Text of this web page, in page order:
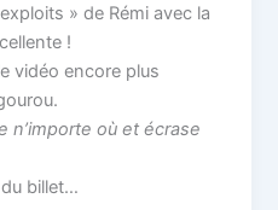
» de Rémi avec la
!
vidéo encore plus
n’importe où et écrase
billet…